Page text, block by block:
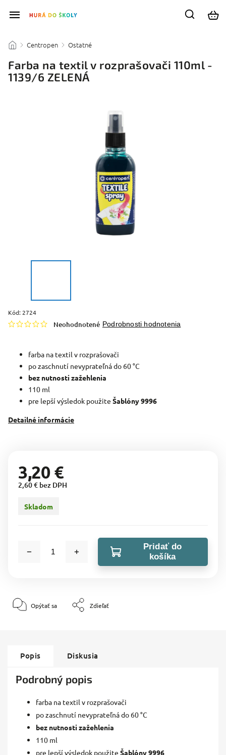
/ Centropen / Ostatné
Farba na textil v rozprašovači 110ml -
1139/6 ZELENÁ
Kód: 2724
Neohodnotené Podrobnosti hodnotenia
farba na textil v rozprašovači
po zaschnutí nevyprateľná do 60 °C
bez nutnosti zažehlenia
110 ml
pre lepší výsledok použite Šablóny 9996
Detailné informácie
3,20 €
2,60 € bez DPH
Skladom
Pridať do
košíka
Opýtať sa Zdieľať
Popis Diskusia
Podrobný popis
farba na textil v rozprašovači
po zaschnutí nevyprateľná do 60 °C
bez nutnosti zažehlenia
110 ml
pre lepší výsledok použite Šablóny 9996